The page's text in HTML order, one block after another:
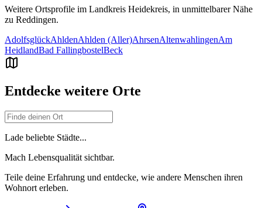
Weitere Ortsprofile im Landkreis Heidekreis, in unmittelbarer Nähe
zu Reddingen.
AdolfsglückAhldenAhlden (Aller)AhrsenAltenwahlingenAm
HeidlandBad FallingbostelBeck
Entdecke weitere Orte
Lade beliebte Städte...
Mach Lebensqualität sichtbar.
Teile deine Erfahrung und entdecke, wie andere Menschen ihren
Wohnort erleben.